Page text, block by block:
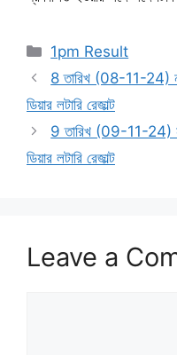
Categories
1pm Result
8 তারিখ (08-11-24)
ডিয়ার লটারি রেজাল্ট
9 তারিখ (09-11-24)
ডিয়ার লটারি রেজাল্ট
Leave a